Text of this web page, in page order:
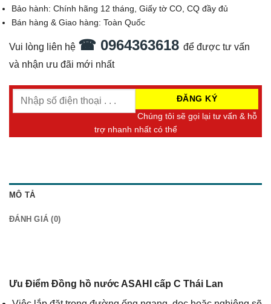
Bảo hành:Chính hãng 12 tháng, Giấy tờ CO, CQ đầy đủ
Bán hàng & Giao hàng:Toàn Quốc
Vui lòng liên hệ ☎ 0964363618 để được tư vấn
và nhận ưu đãi mới nhất
Chúng tôi sẽ gọi lại tư vấn & hỗ
trợ nhanh nhất có thể
MÔ TẢ
ĐÁNH GIÁ (0)
Ưu Điểm Đồng hồ nước ASAHI cấp C Thái Lan